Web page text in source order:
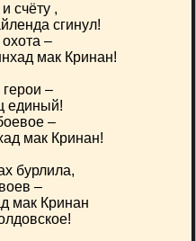
счёту ,
сгинул!
–
мак Кринан!
–
единый!
–
мак Кринан!
бурлила,
–
мак Кринан